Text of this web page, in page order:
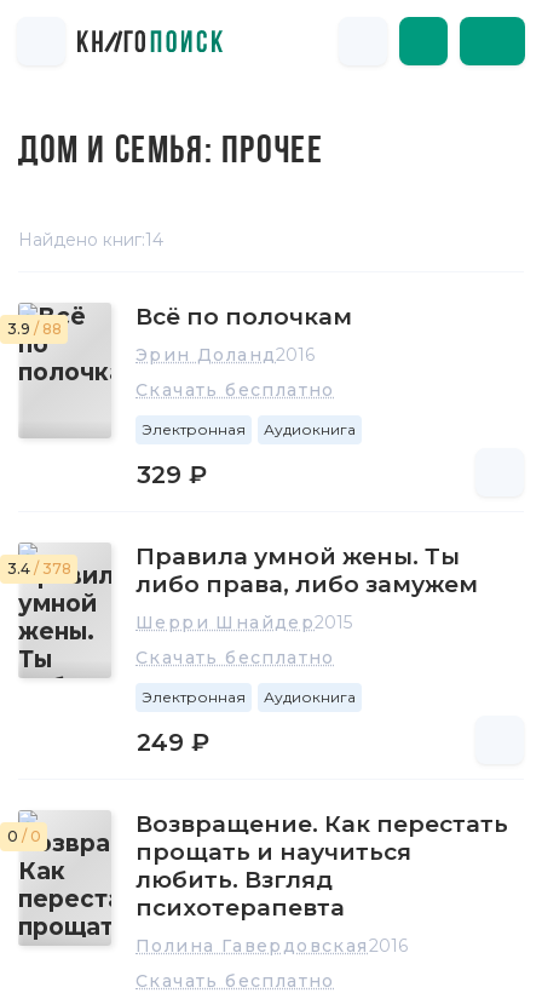
ДОМ И СЕМЬЯ: ПРОЧЕЕ
Найдено книг:14
3.9 / 88 Всё по полочкам
Эрин Доланд2016
Скачать бесплатно
Электронная Аудиокнига
329 ₽
3.4 / 378
Правила умной жены. Ты
либо права, либо замужем
Шерри Шнайдер2015
Скачать бесплатно
Электронная Аудиокнига
249 ₽
0 / 0
Возвращение. Как перестать
прощать и научиться
любить. Взгляд
психотерапевта
Полина Гавердовская2016
Скачать бесплатно